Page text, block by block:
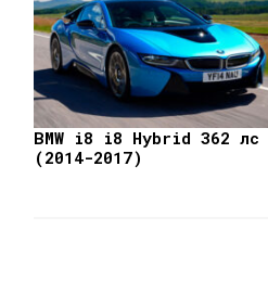
BMW i8 i8 Hybrid 362 лс
(2014-2017)